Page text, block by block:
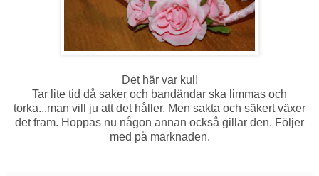
Det här var kul!
Tar lite tid då saker och bandändar ska limmas och
torka...man vill ju att det håller. Men sakta och säkert växer
det fram. Hoppas nu någon annan också gillar den. Följer
med på marknaden.